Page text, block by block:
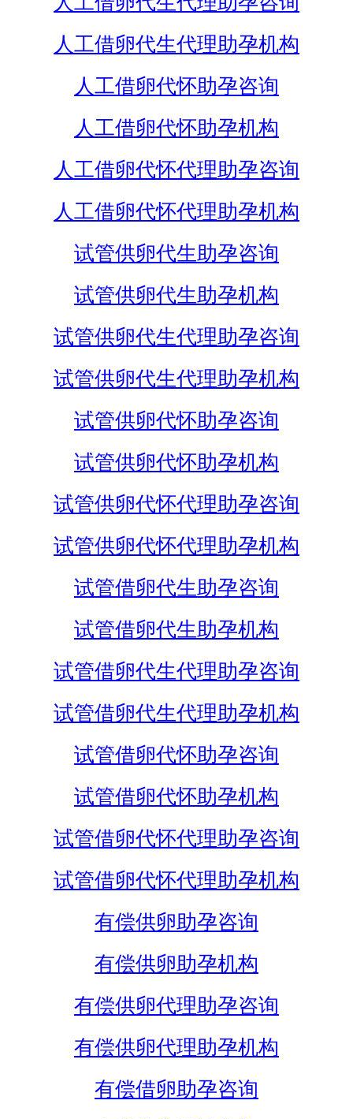
人工借卵代生代理助孕机构
人工借卵代怀助孕咨询
人工借卵代怀助孕机构
人工借卵代怀代理助孕咨询
人工借卵代怀代理助孕机构
试管供卵代生助孕咨询
试管供卵代生助孕机构
试管供卵代生代理助孕咨询
试管供卵代生代理助孕机构
试管供卵代怀助孕咨询
试管供卵代怀助孕机构
试管供卵代怀代理助孕咨询
试管供卵代怀代理助孕机构
试管借卵代生助孕咨询
试管借卵代生助孕机构
试管借卵代生代理助孕咨询
试管借卵代生代理助孕机构
试管借卵代怀助孕咨询
试管借卵代怀助孕机构
试管借卵代怀代理助孕咨询
试管借卵代怀代理助孕机构
有偿供卵助孕咨询
有偿供卵助孕机构
有偿供卵代理助孕咨询
有偿供卵代理助孕机构
有偿借卵助孕咨询